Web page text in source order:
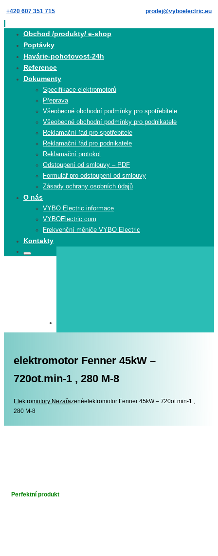
Skip
to
content
+420 607 351 715 prodej@vyboelectric.eu
Obchod /produkty/ e-shop
Poptávky
Havárie-pohotovost-24h
Reference
Dokumenty
Specifikace elektromotorů
Přeprava
Všeobecné obchodní podmínky pro spotřebitele
Všeobecné obchodní podmínky pro podnikatele
Reklamační řád pro spotřebitele
Reklamační řád pro podnikatele
Reklamační protokol
Odstoupení od smlouvy – PDF
Formulář pro odstoupení od smlouvy
Zásady ochrany osobních údajů
O nás
VYBO Electric informace
VYBOElectric.com
Frekvenční měniče VYBO Electric
Kontakty
Search
Search
elektromotor Fenner 45kW –
720ot.min-1 , 280 M-8
Elektromotory Elektromotory
Nezařazenéelektromotor Fenner 45kW – 720ot.min-1 ,
280 M-8
Perfektní produkt